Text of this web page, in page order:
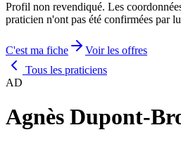
Profil non revendiqué. Les
praticien n'ont pas été confirmées par
C'est ma fiche
Voir les offres
Tous les praticiens
AD
Agnès Dupont-